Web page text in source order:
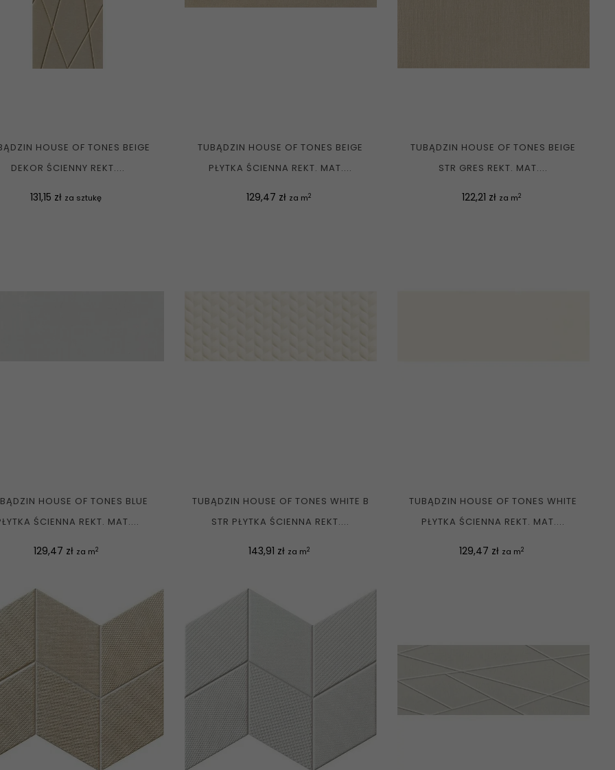
HOUSE OF TONES BEIGE
DEKOR ŚCIENNY REKT....
Cena
131,15 zł za sztukę
TUBĄDZIN HOUSE OF TONES BEIGE
PŁYTKA ŚCIENNA REKT. MAT....
Cena
129,47 zł za m2
TUBĄDZIN HOUSE OF TONES BEIGE
STR GRES REKT. MAT....
Cena
122,21 zł za m2
HOUSE OF TONES BLUE
ŚCIENNA REKT. MAT....
Cena
129,47 zł za m2
TUBĄDZIN HOUSE OF TONES WHITE B
STR PŁYTKA ŚCIENNA REKT....
Cena
143,91 zł za m2
TUBĄDZIN HOUSE OF TONES WHITE
PŁYTKA ŚCIENNA REKT. MAT....
Cena
129,47 zł za m2